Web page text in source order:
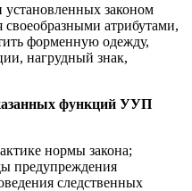
законом
атрибутами,
форменную одежду,
нагрудный знак,
функций УУП
нормы закона;
предупреждения
следственных